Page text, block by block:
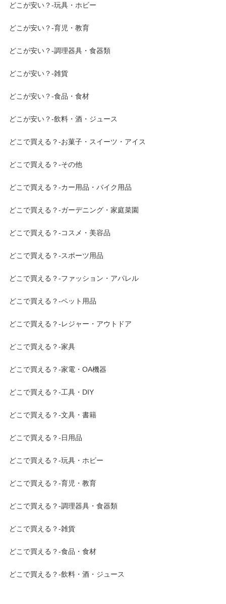
どこが安い？-玩具・ホビー
どこが安い？-育児・教育
どこが安い？-調理器具・食器類
どこが安い？-雑貨
どこが安い？-食品・食材
どこが安い？-飲料・酒・ジュース
どこで買える？-お菓子・スイーツ・アイス
どこで買える？-その他
どこで買える？-カー用品・バイク用品
どこで買える？-ガーデニング・家庭菜園
どこで買える？-コスメ・美容品
どこで買える？-スポーツ用品
どこで買える？-ファッション・アパレル
どこで買える？-ペット用品
どこで買える？-レジャー・アウトドア
どこで買える？-家具
どこで買える？-家電・OA機器
どこで買える？-工具・DIY
どこで買える？-文具・書籍
どこで買える？-日用品
どこで買える？-玩具・ホビー
どこで買える？-育児・教育
どこで買える？-調理器具・食器類
どこで買える？-雑貨
どこで買える？-食品・食材
どこで買える？-飲料・酒・ジュース